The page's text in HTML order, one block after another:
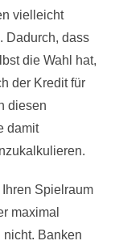
vielleicht
Dadurch, dass
die Wahl hat,
der Kredit für
diesen
damit
Spielraum
maximal
Banken